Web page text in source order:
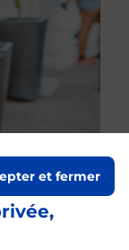
et fermer